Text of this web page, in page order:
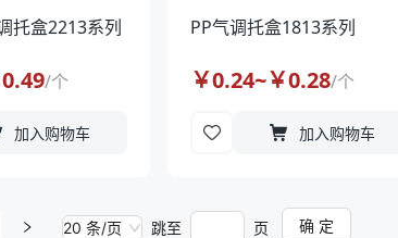
托盒2213系列
0.49/个
加入购物车
PP气调托盒1813系列
￥0.24~￥0.28/个
加入购物车
20 条/页 跳至 页 确 定